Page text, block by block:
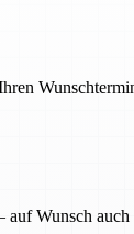
auf Wunsch